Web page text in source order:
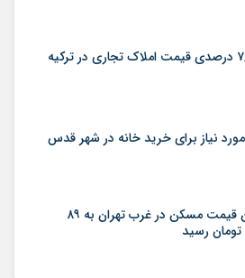
نیاز برای خرید خانه در شهر قدس
میانگین قیمت مسکن در غرب تهران به ۸۹
تومان رسید